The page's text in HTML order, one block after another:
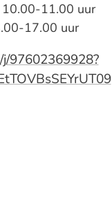
11.00 uur
17.00 uur
97602369928?